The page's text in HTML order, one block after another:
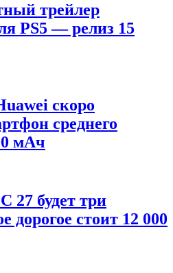
трейлер
PS5 — релиз 15
скоро
среднего
мАч
27 будет три
дорогое стоит 12 000